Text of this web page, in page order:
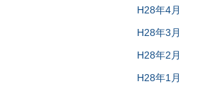
H28年4月
H28年3月
H28年2月
H28年1月